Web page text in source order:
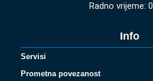
Radno vrijeme:
Info
Servisi
Prometna povezanost